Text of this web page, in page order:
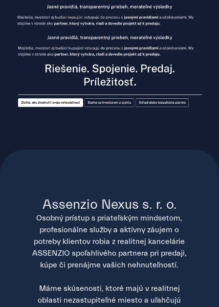
Assenzio Nexus s. r. o.
Osobný prístup s priateľským mindsetom,
profesionálne služby a aktívny záujem o
potreby klientov robia z realitnej kancelárie
ASSENZIO spoľahlivého partnera pri predaji,
kúpe či prenájme vašich nehnuteľností.
Máme skúsenosti, ktoré majú v realitnej
oblasti nezastupiteľné miesto a uľahčujú